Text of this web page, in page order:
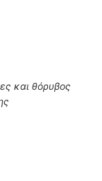
και θόρυβος